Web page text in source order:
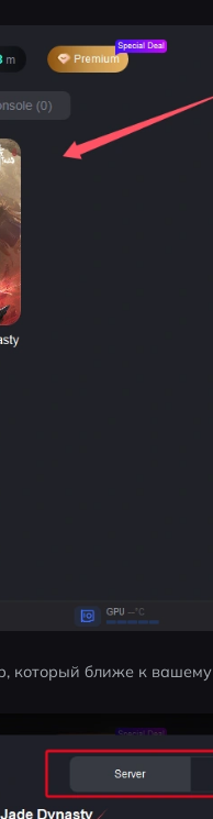
который ближе к